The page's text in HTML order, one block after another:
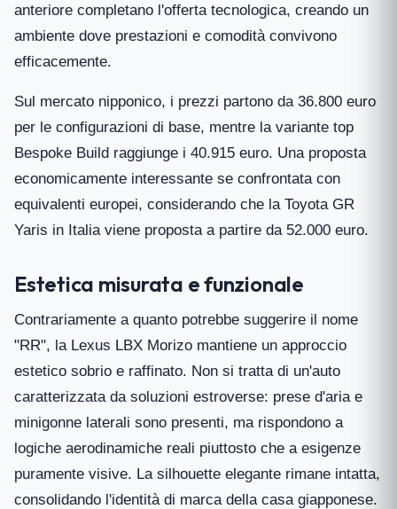
anteriore completano l'offerta tecnologica, creando un
ambiente dove prestazioni e comodità convivono
efficacemente.
Sul mercato nipponico, i prezzi partono da 36.800 euro
per le configurazioni di base, mentre la variante top
Bespoke Build raggiunge i 40.915 euro. Una proposta
economicamente interessante se confrontata con
equivalenti europei, considerando che la Toyota GR
Yaris in Italia viene proposta a partire da 52.000 euro.
Estetica misurata e funzionale
Contrariamente a quanto potrebbe suggerire il nome
"RR", la Lexus LBX Morizo mantiene un approccio
estetico sobrio e raffinato. Non si tratta di un'auto
caratterizzata da soluzioni estroverse: prese d'aria e
minigonne laterali sono presenti, ma rispondono a
logiche aerodinamiche reali piuttosto che a esigenze
puramente visive. La silhouette elegante rimane intatta,
consolidando l'identità di marca della casa giapponese.